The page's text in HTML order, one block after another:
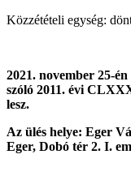
Közzétételi egység:
2021. november 25-
szóló 2011. évi
lesz.
Az ülés helye: Eger
Eger, Dobó tér 2. I.